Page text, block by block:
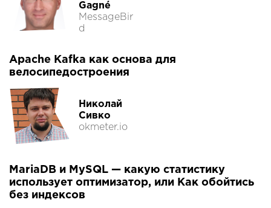
Gagné
MessageBir
d
Apache Kafka как основа для
велосипедостроения
Николай
Сивко
okmeter.io
MariaDB и MySQL — какую статистику
использует оптимизатор, или Как обойтись
без индексов